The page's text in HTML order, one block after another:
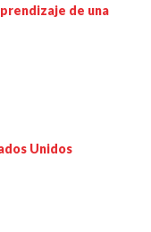
de una
Unidos